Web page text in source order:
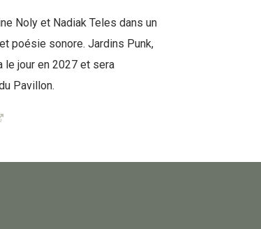
Noly et Nadiak Teles dans un
poésie sonore. Jardins Punk,
le jour en 2027 et sera
Pavillon.